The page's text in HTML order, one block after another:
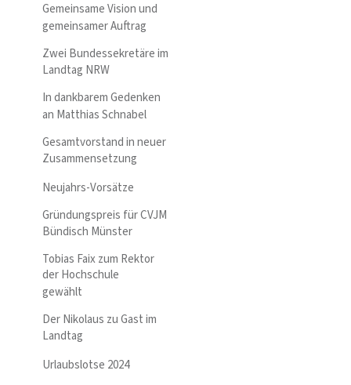
Gemeinsame Vision und
gemeinsamer Auftrag
Zwei Bundessekretäre im
Landtag NRW
In dankbarem Gedenken
an Matthias Schnabel
Gesamtvorstand in neuer
Zusammensetzung
Neujahrs-Vorsätze
Gründungspreis für CVJM
Bündisch Münster
Tobias Faix zum Rektor
der Hochschule
gewählt
Der Nikolaus zu Gast im
Landtag
Urlaubslotse 2024